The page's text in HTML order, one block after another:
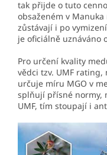
tak přijde o tuto
obsaženém v
zůstávají i po
je oficiálně uznáváno
Pro určení kvality
vědci tzv. UMF rating,
určuje míru MGO v
splňují přísné normy,
UMF, tím stoupají i